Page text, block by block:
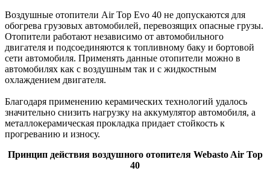
Воздушные отопители Air Top Evo 40 не допускаются для
обогрева грузовых автомобилей, перевозящих опасные грузы.
Отопители работают независимо от автомобильного
двигателя и подсоединяются к топливному баку и бортовой
сети автомобиля. Применять данные отопители можно в
автомобилях как с воздушным так и с жидкостным
охлаждением двигателя.
Благодаря применению керамических технологий удалось
значительно снизить нагрузку на аккумулятор автомобиля, а
металлокерамическая прокладка придает стойкость к
прогреванию и износу.
Принцип действия воздушного отопителя Webasto Air Top
40